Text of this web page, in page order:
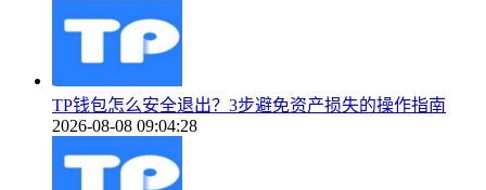
TP钱包怎么安全退出？3步避免资产损失的操作指南
2026-08-08 09:04:28